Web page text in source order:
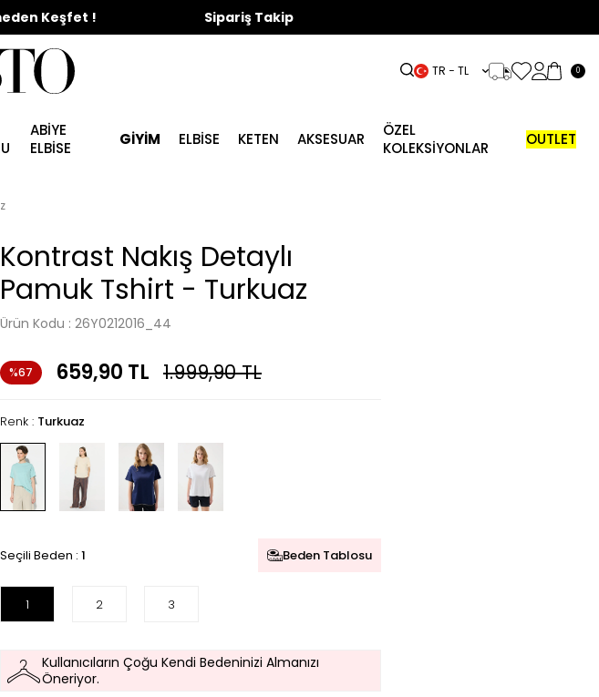
İndirim Başladı !
Keşfet ! Sipariş Takip
TR − TL 0
ABİYE
ELBİSE
GİYİM ELBISE KETEN AKSESUAR
ÖZEL
KOLEKSİYONLAR
OUTLET
Kontrast Nakış Detaylı
Pamuk Tshirt - Turkuaz
Ürün Kodu : 26Y0212016_44
%67 659,90 TL 1.999,90TL
Renk : Turkuaz
Seçili Beden : 1 Beden Tablosu
1 2 3
Kullanıcıların Çoğu Kendi Bedeninizi Almanızı
Öneriyor.